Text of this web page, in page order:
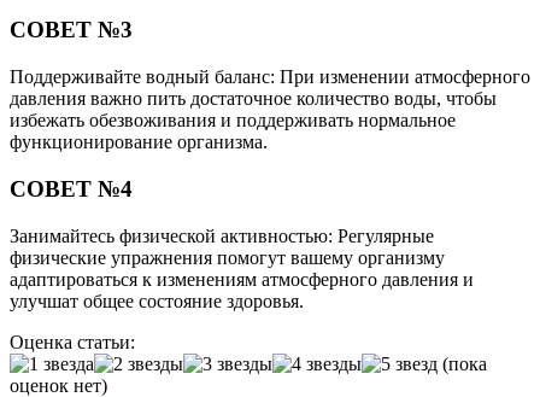
СОВЕТ №3
Поддерживайте водный баланс: При изменении атмосферного
давления важно пить достаточное количество воды, чтобы
избежать обезвоживания и поддерживать нормальное
функционирование организма.
СОВЕТ №4
Занимайтесь физической активностью: Регулярные
физические упражнения помогут вашему организму
адаптироваться к изменениям атмосферного давления и
улучшат общее состояние здоровья.
Оценка статьи:
(пока
оценок нет)